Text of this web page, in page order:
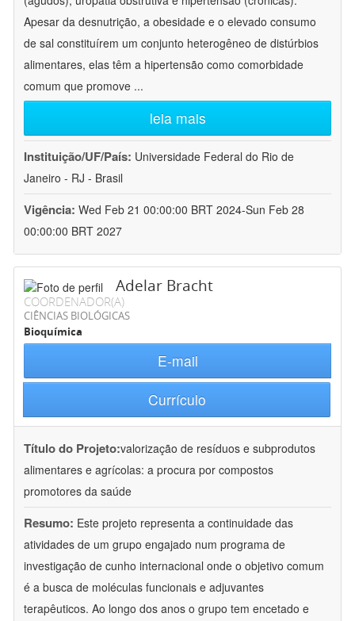
Apesar da desnutrição, a obesidade e o elevado consumo
de sal constituírem um conjunto heterogêneo de distúrbios
alimentares, elas têm a hipertensão como comorbidade
comum que promove ...
leia mais
Instituição/UF/País: Universidade Federal do Rio de
Janeiro - RJ - Brasil
Vigência: Wed Feb 21 00:00:00 BRT 2024-Sun Feb 28
00:00:00 BRT 2027
Adelar Bracht
COORDENADOR(A)
CIÊNCIAS BIOLÓGICAS
Bioquímica
E-mail
Currículo
Título do Projeto:valorização de resíduos e subprodutos
alimentares e agrícolas: a procura por compostos
promotores da saúde
Resumo: Este projeto representa a continuidade das
atividades de um grupo engajado num programa de
investigação de cunho internacional onde o objetivo comum
é a busca de moléculas funcionais e adjuvantes
terapêuticos. Ao longo dos anos o grupo tem encetado e